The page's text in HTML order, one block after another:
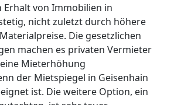
Erhalt von Immobilien in
nicht zuletzt durch höhere
Die gesetzlichen
machen es privaten Vermieter
Mieterhöhung
der Mietspiegel in Geisenhain
ist. Die weitere Option, ein